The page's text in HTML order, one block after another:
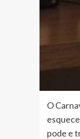
O
pode e